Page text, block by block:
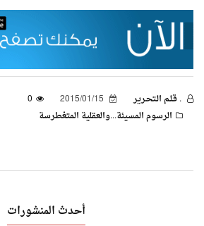
. قـلـم الـتحـرير
0
الرسوم المسيئة...والعقلية المتغطرسة
أحدث المنشورات